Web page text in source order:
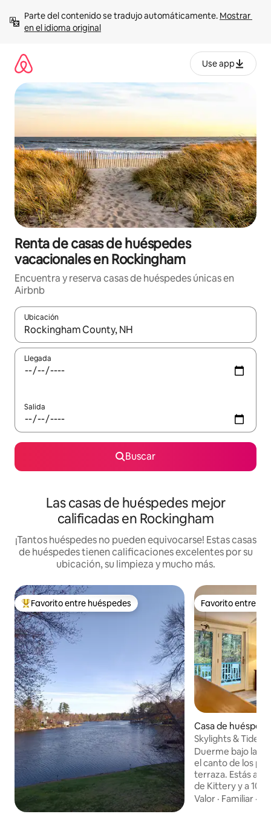
contenido
Parte del contenido se tradujo automáticamente. Mostrar
en el idioma original
Use app
Renta de casas de huéspedes
vacacionales en Rockingham
Encuentra y reserva casas de huéspedes únicas en
Airbnb
Ubicación
Cuando los resultados estén disponibles, podrás navegar
Llegada
Salida
Buscar
Las casas de huéspedes mejor
calificadas en Rockingham
¡Tantos huéspedes no pueden equivocarse! Estas casas
de huéspedes tienen calificaciones excelentes por su
ubicación, su limpieza y mucho más.
De los mejores en Favorito entre huéspedes
Favorito entre huéspedes Favorito entre
Favorito entre
Casa de
Skylights & Tides
Kittery/
Duerme bajo las
el canto de los
terraza. Estás a 7
de Kittery y a 10
Portsmouth, pero
Valor · Familiar ·